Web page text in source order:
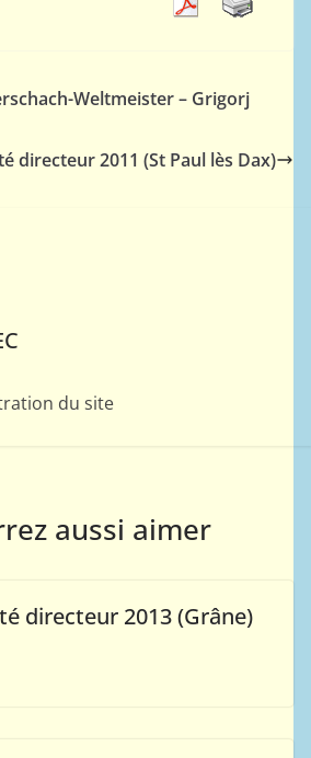
Weltmeister – Grigorj
directeur 2011 (St Paul lès Dax)
du site
aussi aimer
directeur 2013 (Grâne)